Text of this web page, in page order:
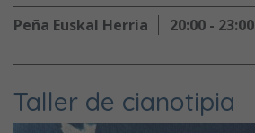
Peña Euskal Herria 20:00 - 23:00
Taller de cianotipia